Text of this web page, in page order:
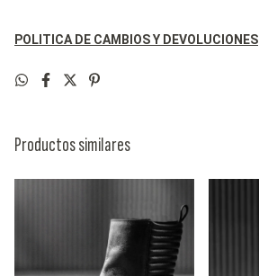
POLITICA DE CAMBIOS Y DEVOLUCIONES
Productos similares